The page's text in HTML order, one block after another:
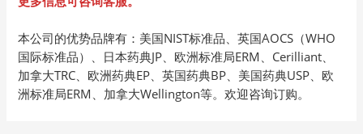
本公司的优势品牌有：美国NIST标准品、英国AOCS（WHO
国际标准品）、日本药典JP、欧洲标准局ERM、Cerilliant、
加拿大TRC、欧洲药典EP、英国药典BP、美国药典USP、欧
洲标准局ERM、加拿大Wellington等。欢迎咨询订购。